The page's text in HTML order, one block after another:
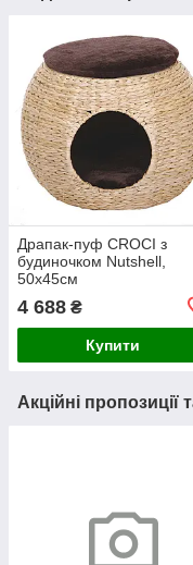
Драпак-пуф CROCI з
будиночком Nutshell,
50х45см
4 688 ₴
Купити
Акційні пропозиції